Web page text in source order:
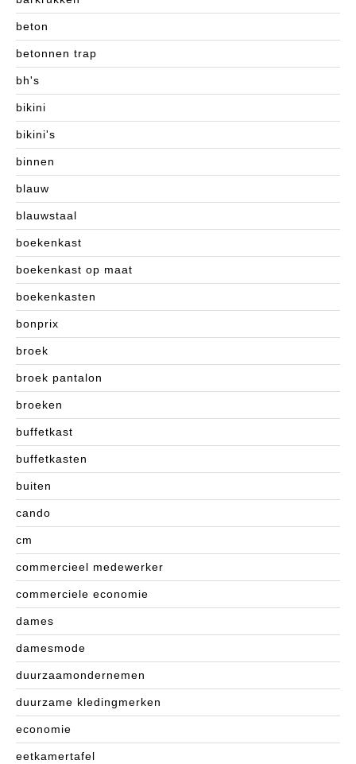
beton
betonnen trap
bh's
bikini
bikini's
binnen
blauw
blauwstaal
boekenkast
boekenkast op maat
boekenkasten
bonprix
broek
broek pantalon
broeken
buffetkast
buffetkasten
buiten
cando
cm
commercieel medewerker
commerciele economie
dames
damesmode
duurzaamondernemen
duurzame kledingmerken
economie
eetkamertafel